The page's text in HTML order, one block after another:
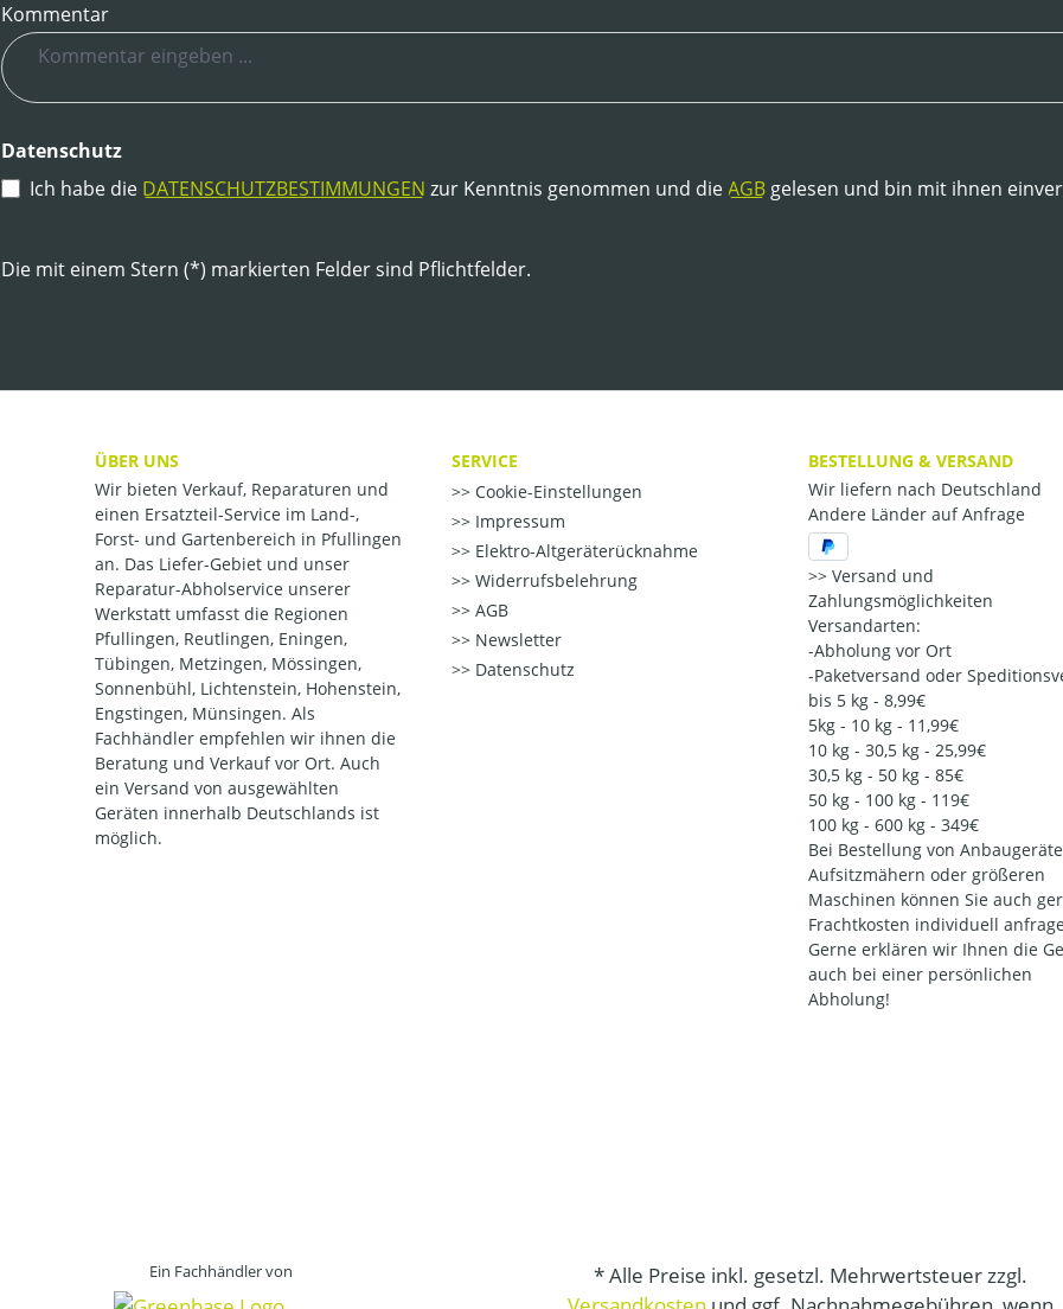
Kommentar
Datenschutz
Ich habe die DATENSCHUTZBESTIMMUNGEN zur Kenntnis genommen und die AGB gelesen und bin mit ihnen
Die mit einem Stern (*) markierten Felder sind Pflichtfelder.
ÜBER UNS
Wir bieten Verkauf, Reparaturen und
einen Ersatzteil-Service im Land-,
Forst- und Gartenbereich in Pfullingen
an. Das Liefer-Gebiet und unser
Reparatur-Abholservice unserer
Werkstatt umfasst die Regionen
Pfullingen, Reutlingen, Eningen,
Tübingen, Metzingen, Mössingen,
Sonnenbühl, Lichtenstein, Hohenstein,
Engstingen, Münsingen. Als
Fachhändler empfehlen wir ihnen die
Beratung und Verkauf vor Ort. Auch
ein Versand von ausgewählten
Geräten innerhalb Deutschlands ist
möglich.
SERVICE
Cookie-Einstellungen
Impressum
Elektro-Altgeräterücknahme
Widerrufsbelehrung
AGB
Newsletter
Datenschutz
BESTELLUNG & VERSAND
Wir liefern nach Deutschland
Andere Länder auf Anfrage
Versand und
Zahlungsmöglichkeiten
Versandarten:
-Abholung vor Ort
-Paketversand oder
bis 5 kg - 8,99€
5kg - 10 kg - 11,99€
10 kg - 30,5 kg - 25,99€
30,5 kg - 50 kg - 85€
50 kg - 100 kg - 119€
100 kg - 600 kg - 349€
Bei Bestellung von
Aufsitzmähern oder größeren
Maschinen können Sie auch
Frachtkosten individuell
Gerne erklären wir Ihnen die
auch bei einer persönlichen
Abholung!
Ein Fachhändler von
* Alle Preise inkl. gesetzl. Mehrwertsteuer zzgl.